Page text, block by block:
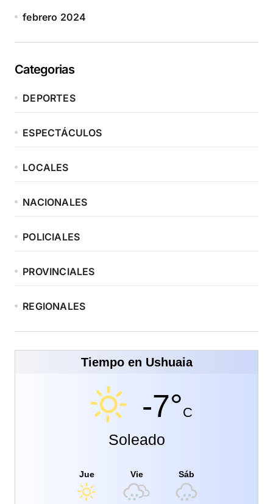
febrero 2024
Categorias
DEPORTES
ESPECTÁCULOS
LOCALES
NACIONALES
POLICIALES
PROVINCIALES
REGIONALES
Tiempo en Ushuaia
-7°C
Soleado
Jue Vie Sáb